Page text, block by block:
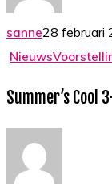
sanne28 februari
Nieuws
Summer’s Cool